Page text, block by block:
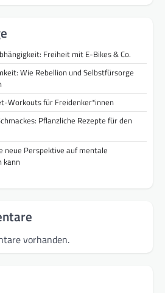
Freiheit mit E-Bikes & Co.
Wie Rebellion und Selbstfürsorge
Workouts für Freidenker*innen
Pflanzliche Rezepte für den
neue Perspektive auf mentale
kann
vorhanden.